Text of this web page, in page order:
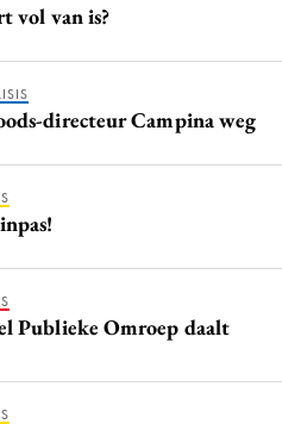
vol van is?
directeur Campina weg
Publieke Omroep daalt